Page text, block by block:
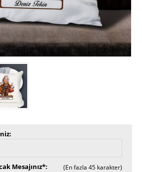
Mesajınız* (En fazla 45 karakter)